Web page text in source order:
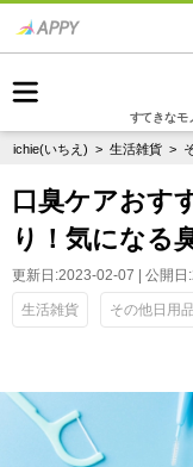
ichie(いちえ) >生活雑貨 >
すてきなモ
口臭ケアおす
り！気になる
更新日:2023-02-07 | 公開
生活雑貨 その他日用品